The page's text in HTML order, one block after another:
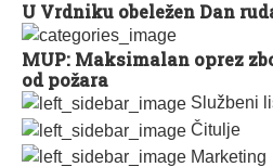
Službeni
Čitulje
Marketing
U Vrdniku obeležen Dan
MUP: Maksimalan oprez
od požara